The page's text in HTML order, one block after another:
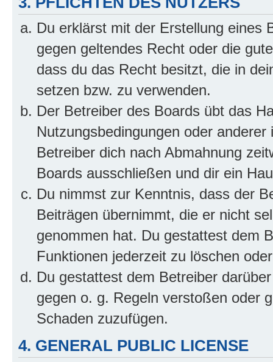
Du erklärst mit der Erstellung eines
gegen geltendes Recht oder die
dass du das Recht besitzt, die in
setzen bzw. zu verwenden.
Der Betreiber des Boards übt das
Nutzungsbedingungen oder
Betreiber dich nach Abmahnung
Boards ausschließen und dir ein
Du nimmst zur Kenntnis, dass der
Beiträgen übernimmt, die er nicht
genommen hat. Du gestattest dem
Funktionen jederzeit zu löschen
Du gestattest dem Betreiber
gegen o. g. Regeln verstoßen oder
Schaden zuzufügen.
4. GENERAL PUBLIC LICENSE